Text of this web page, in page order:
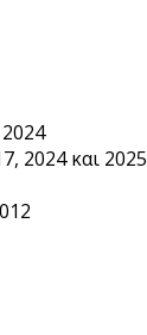
2024 και 2025